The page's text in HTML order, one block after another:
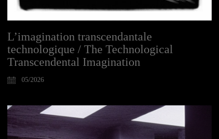
L’imagination transcendantale
technologique / The Technological
Transcendental Imagination
05/2026